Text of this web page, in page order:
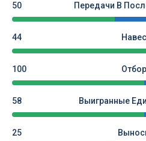
50 Передачи В
44
100
58 Выигранные
25